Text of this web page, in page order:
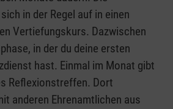
in der Regel auf in einen
Vertiefungskurs. Dazwischen
in der du deine ersten
hast. Einmal im Monat gibt
Reflexionstreffen. Dort
anderen Ehrenamtlichen aus